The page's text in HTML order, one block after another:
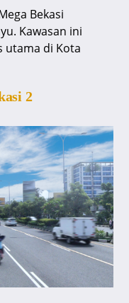
Bekasi
Kawasan ini
utama di Kota
2